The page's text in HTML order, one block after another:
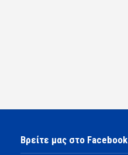
Βρείτε μας στο Facebook